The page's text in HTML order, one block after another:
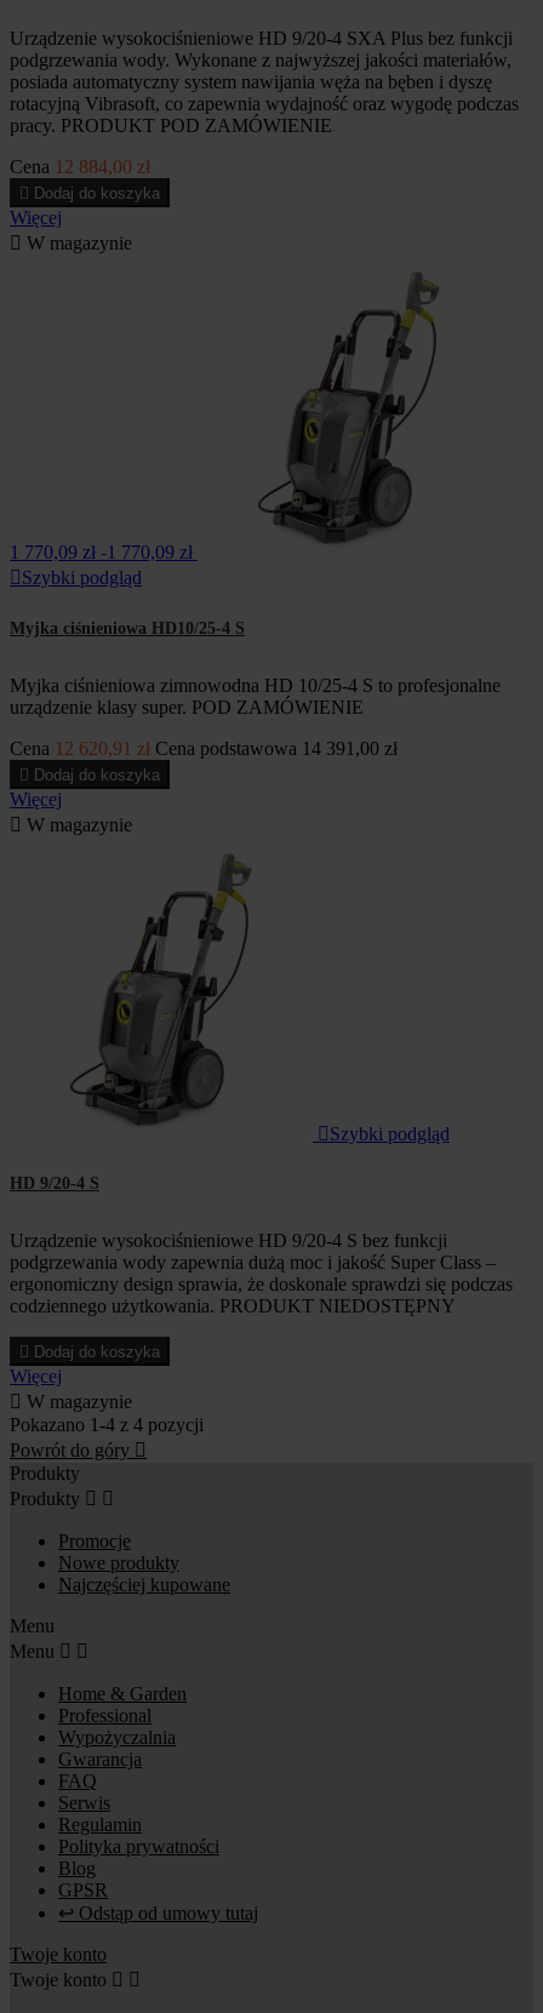
Urządzenie wysokociśnieniowe HD 9/20-4 SXA Plus bez funkcji
podgrzewania wody. Wykonane z najwyższej jakości materiałów,
posiada automatyczny system nawijania węża na bęben i dyszę
rotacyjną Vibrasoft, co zapewnia wydajność oraz wygodę podczas
pracy. PRODUKT POD ZAMÓWIENIE
Cena 12 884,00 zł
 Dodaj do koszyka
Więcej
 W magazynie
1 770,09 zł -1 770,09 zł
 Szybki podgląd
Myjka ciśnieniowa HD10/25-4 S
Myjka ciśnieniowa zimnowodna HD 10/25-4 S to profesjonalne
urządzenie klasy super. POD ZAMÓWIENIE
Cena 12 620,91 zł Cena podstawowa 14 391,00 zł
 Dodaj do koszyka
Więcej
 W magazynie
 Szybki podgląd
HD 9/20-4 S
Urządzenie wysokociśnieniowe HD 9/20-4 S bez funkcji
podgrzewania wody zapewnia dużą moc i jakość Super Class –
ergonomiczny design sprawia, że doskonale sprawdzi się podczas
codziennego użytkowania. PRODUKT NIEDOSTĘPNY
 Dodaj do koszyka
Więcej
 W magazynie
Pokazano 1-4 z 4 pozycji
Powrót do góry 
Produkty
Produkty  
Promocje
Nowe produkty
Najczęściej kupowane
Menu
Menu  
Home & Garden
Professional
Wypożyczalnia
Gwarancja
FAQ
Serwis
Regulamin
Polityka prywatności
Blog
GPSR
↩ Odstąp od umowy tutaj
Twoje konto
Twoje konto  